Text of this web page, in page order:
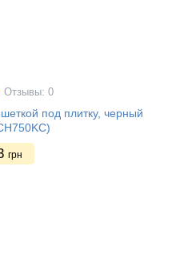
Отзывы: 0
под плитку, черный
грн